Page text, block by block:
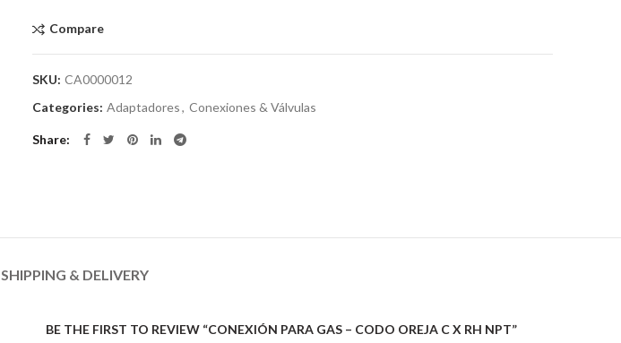
Compare
SKU: CA0000012
Categories: Adaptadores, Conexiones & Válvulas
Share
SHIPPING & DELIVERY
BE THE FIRST TO REVIEW “CONEXIÓN PARA GAS – CODO OREJA C X RH NPT”